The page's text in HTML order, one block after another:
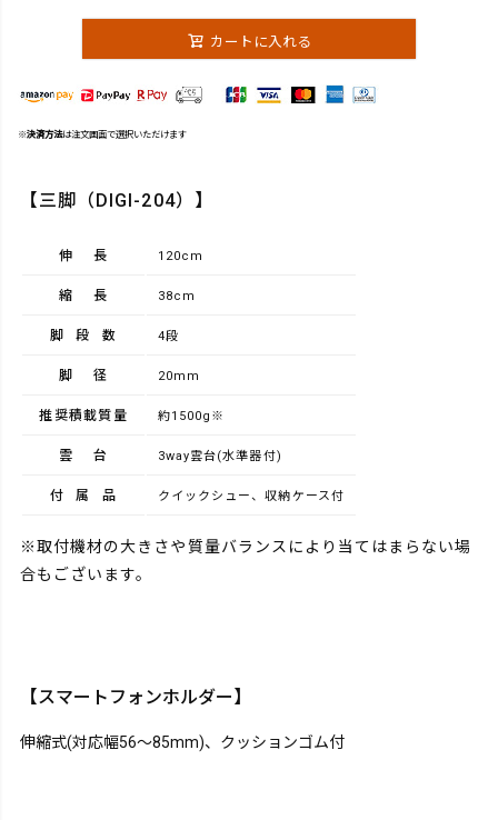
カートに入れる
※決済方法は注文画面で選択いただけます
【三脚（DIGI-204）】
伸長 120cm
縮長 38cm
脚段数 4段
脚径 20mm
推奨積載質量 約1500g※
雲台 3way雲台(水準器付)
付属品 クイックシュー、収納ケース付
※取付機材の大きさや質量バランスにより当てはまらない場
合もございます。
【スマートフォンホルダー】
伸縮式(対応幅56～85mm)、クッションゴム付